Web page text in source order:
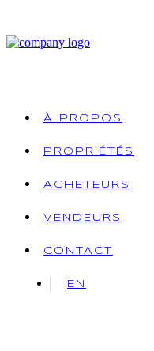
À PROPOS
PROPRIÉTÉS
ACHETEURS
VENDEURS
CONTACT
EN